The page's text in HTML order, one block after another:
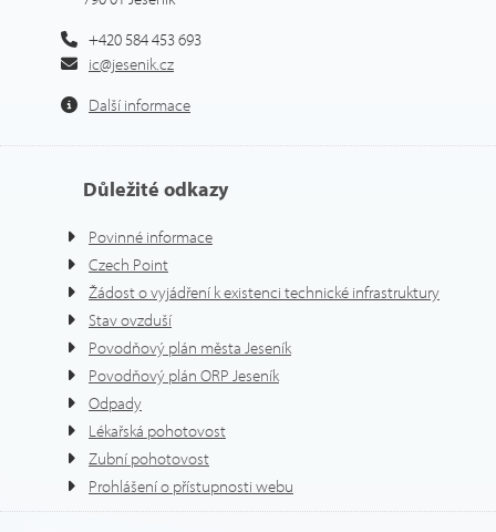
+420 584 453 693
ic@jesenik.cz
Další informace
Důležité odkazy
Povinné informace
Czech Point
Žádost o vyjádření k existenci technické infrastruktury
Stav ovzduší
Povodňový plán města Jeseník
Povodňový plán ORP Jeseník
Odpady
Lékařská pohotovost
Zubní pohotovost
Prohlášení o přístupnosti webu